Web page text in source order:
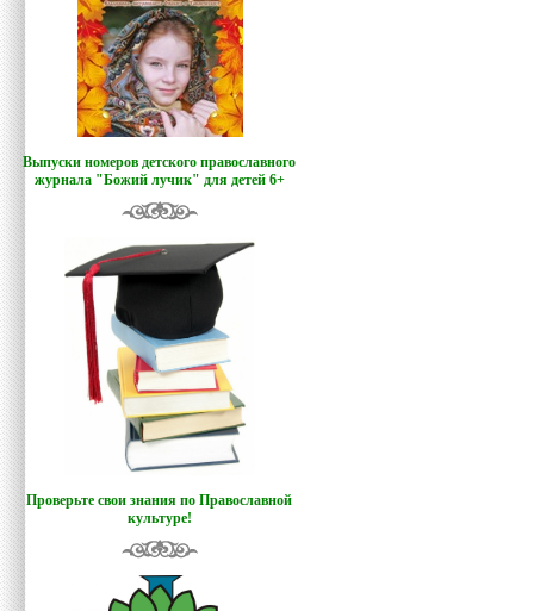
Выпуски номеров детского православного
журнала "Божий лучик" для детей 6+
Проверьте свои знания по Православной
культуре!